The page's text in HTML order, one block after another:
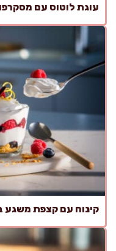
עוגת לוטוס עם
קינוח עם קצפת משגע ב-20 דקות, בלי תנור